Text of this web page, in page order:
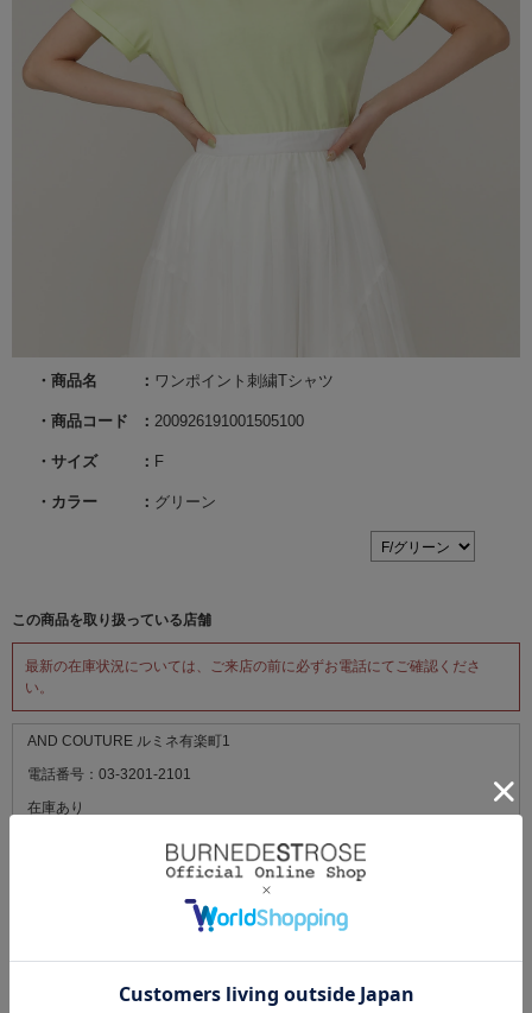
商品名 ワンポイント刺繍Tシャツ
商品コード 200926191001505100
サイズ F
カラー グリーン
この商品を取り扱っている店舗
最新の在庫状況については、ご来店の前に必ずお電話にてご確認くださ
い。
AND COUTURE ルミネ有楽町1
電話番号：03-3201-2101
在庫あり
AND COUTURE ジェイアール名古屋タカシマヤ
電話番号：052-265-5884